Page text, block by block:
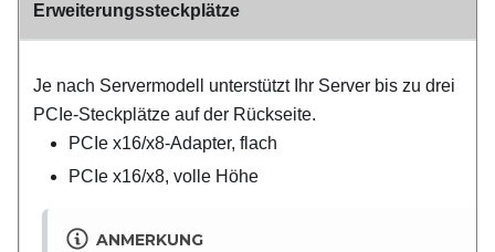
Erweiterungssteckplätze
Je nach Servermodell unterstützt Ihr Server bis zu drei
PCIe-Steckplätze auf der Rückseite.
PCIe x16/x8-Adapter, flach
PCIe x16/x8, volle Höhe
ANMERKUNG